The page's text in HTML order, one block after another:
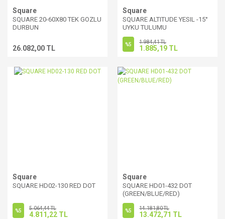
Square
SQUARE 20-60X80 TEK GOZLU
DURBUN
26.082,00 TL
Square
SQUARE ALTITUDE YESIL -15°
UYKU TULUMU
%5 1.984,41 TL
1.885,19 TL
Square
SQUARE HD02-130 RED DOT
%5 5.064,44 TL
4.811,22 TL
Square
SQUARE HD01-432 DOT
(GREEN/BLUE/RED)
%5 14.181,80 TL
13.472,71 TL